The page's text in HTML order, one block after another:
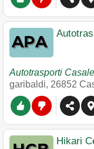
Autotrasporti
garibaldi, 26852
Hikari